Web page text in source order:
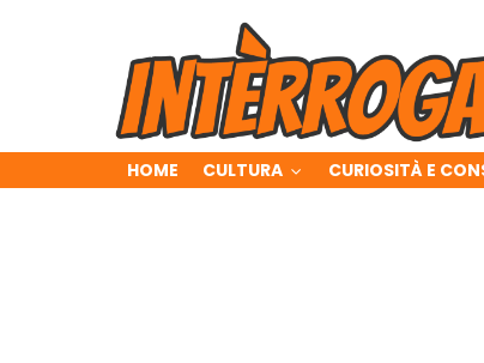
HOME CULTURA CURIOSITÀ E